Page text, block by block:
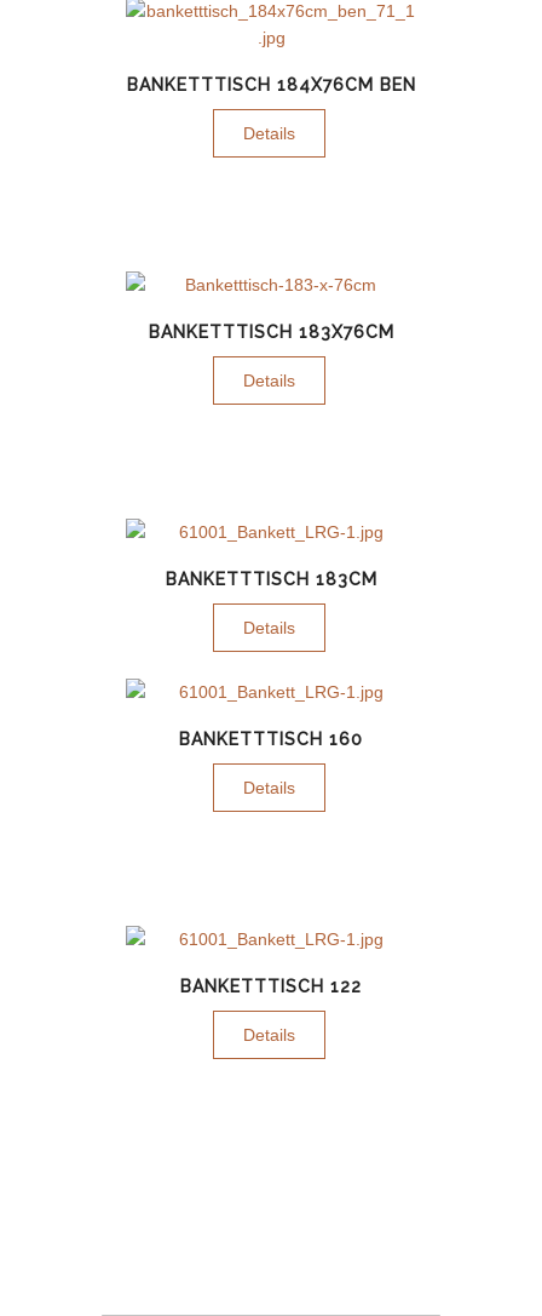
BANKETTTISCH 184X76CM BEN
Details
BANKETTTISCH 183X76CM
Details
BANKETTTISCH 183CM
Details
BANKETTTISCH 160
Details
BANKETTTISCH 122
Details